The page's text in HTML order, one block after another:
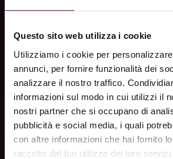
Questo sito web utilizza i cookie
Utilizziamo i cookie per
annunci, per fornire funzionalità dei
analizzare il nostro traffico.
informazioni sul modo in cui utilizzi il
nostri partner che si occupano di
pubblicità e social media, i quali
con altre informazioni che hai fornito
raccolto dal tuo utilizzo dei loro servizi.